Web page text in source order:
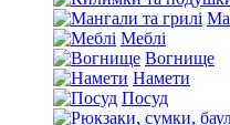
Меблі
Вогнище
Намети
Посуд